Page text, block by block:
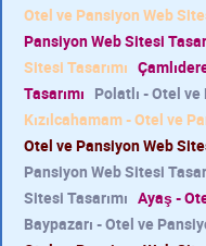
Otel ve Pansiyon Web
Pansiyon Web Sitesi
Sitesi Tasarımı
Tasarımı Polatlı - Otel ve
Kızılcahamam - Otel ve
Otel ve Pansiyon Web
Pansiyon Web Sitesi
Sitesi Tasarımı Ayaş -
Baypazarı - Otel ve